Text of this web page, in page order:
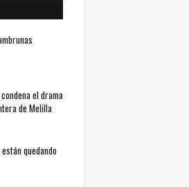
el drama
de Melilla
quedando